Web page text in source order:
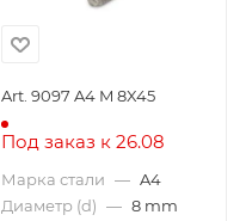
Art. 9097 A4 M 8X45
Под заказ к 26.08
Марка стали — A4
Диаметр (d) — 8 mm